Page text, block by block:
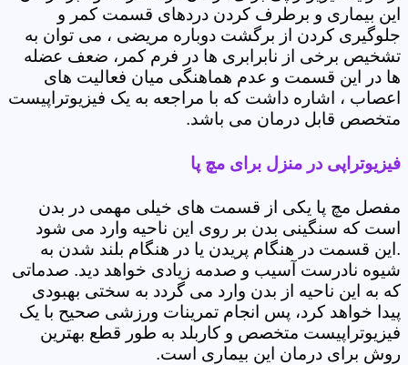
این بیماری و برطرف کردن دردهای قسمت کمر و
جلوگیری کردن از برگشت دوباره مریضی ، می توان به
تشخیص برخی از نابرابری ها در فرم کمر، ضعف عضله
ها در این قسمت و عدم هماهنگی میان فعالیت های
اعصاب ، اشاره داشت که با مراجعه به یک فیزیوتراپیست
متخصص قابل درمان می باشد.
فیزیوتراپی در منزل برای مچ پا
مفصل مچ پا یکی از قسمت های خیلی مهمی در بدن
است که سنگینی بدن بر روی این ناحیه وارد می شود
.این قسمت در هنگام پریدن یا در هنگام بلند شدن به
شیوه نادرست آسیب و صدمه زیادی خواهد دید. صدماتی
که به این ناحیه از بدن وارد می گردد به سختی بهبودی
پیدا خواهد کرد، پس انجام تمرینات ورزشی صحیح با یک
فیزیوتراپیست متخصص و کاربلد به طور قطع بهترین
روش برای درمان این بیماری است.